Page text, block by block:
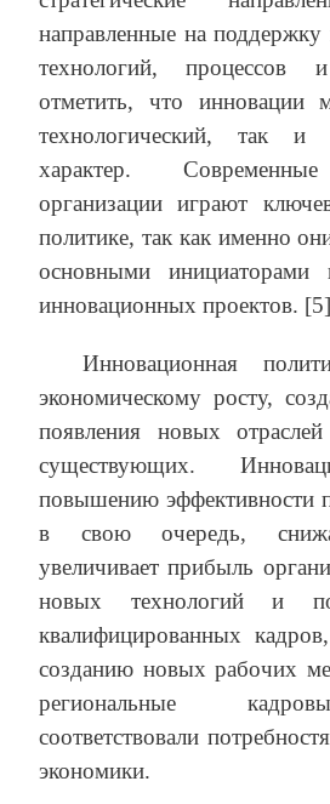
направленные на
технологий,
отметить, что инновации
технологический, так и
характер.
организации играют
политике, так как именно
основными инициаторами
инновационных проектов. [5]
Инновационная
экономическому росту,
появления новых
существующих.
повышению эффективности
в свою очередь,
увеличивает прибыль
новых технологий и
квалифицированных
созданию новых рабочих
региональные
соответствовали
экономики.